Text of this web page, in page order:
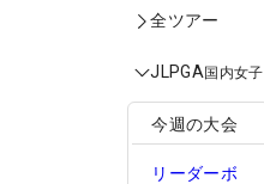
全ツアー
JLPGA国内女子
今週の大会
リーダーボ